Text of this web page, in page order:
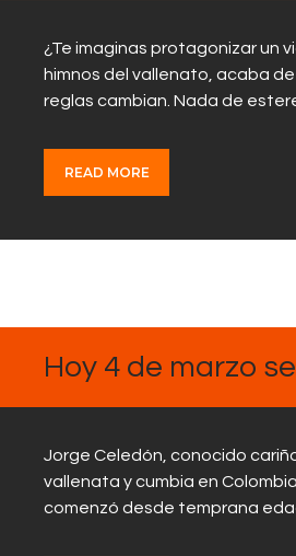
¿Te imaginas protagonizar un
himnos del vallenato, acaba
reglas cambian. Nada de
READ MORE
Hoy 4 de marzo
Jorge Celedón, conocido
vallenata y cumbia en
comenzó desde temprana